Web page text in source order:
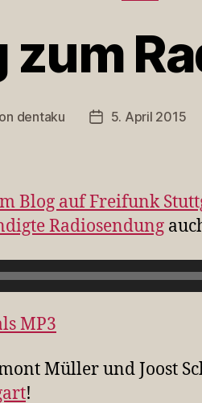
zum
dentaku 5. April 2015
Blog auf Freifunk
Radiosendung
MP3
Müller und Joost
!